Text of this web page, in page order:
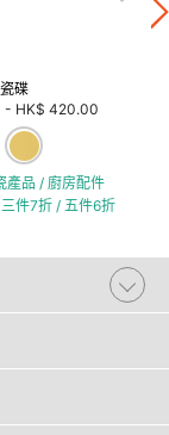
碟
- HK$ 420.00
產品 / 廚房配件
件7折 / 五件6折